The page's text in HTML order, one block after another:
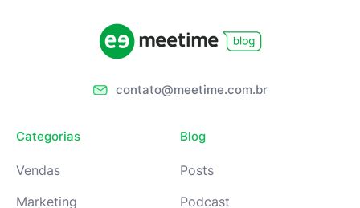
contato@meetime.com.br
Categorias
Vendas
Marketing
Blog
Posts
Podcast